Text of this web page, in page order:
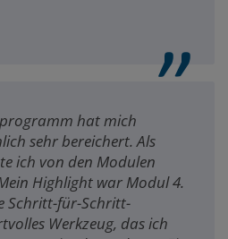
hat mich
sehr bereichert. Als
ich von den Modulen
Highlight war Modul 4.
Schritt-für-Schritt-
Werkzeug, das ich